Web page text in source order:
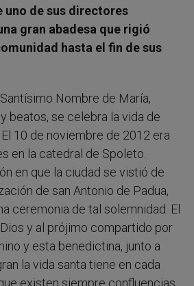
uno de sus directores
gran abadesa que rigió
hasta el fin de sus
Nombre de María,
beatos, se celebra la vida de
10 de noviembre de 2012 era
en la catedral de Spoleto.
en que la ciudad se vistió de
de san Antonio de Padua,
ceremonia de tal solemnidad. El
y al prójimo compartido por
y esta benedictina, junto a
la vida santa tiene en cada
existen siempre confluencias